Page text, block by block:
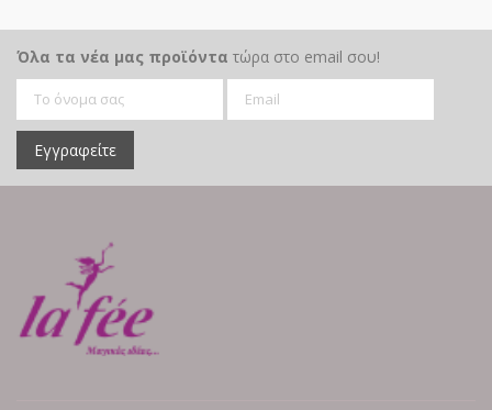
Όλα τα νέα μας προϊόντα τώρα στο email σου!
Εγγραφείτε